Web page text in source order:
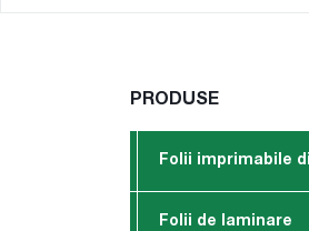
PRODUSE
Folii imprimabile
Folii de laminare